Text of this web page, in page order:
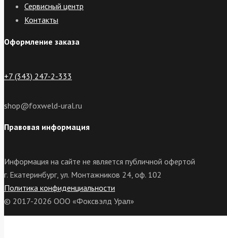
Сервисный центр
Контакты
Оформление заказа
+7 (343) 247-2-333
shop@foxweld-ural.ru
Правовая информация
Информация на сайте не является публичной офертой
г. Екатеринбург, ул. Монтажников 24, оф. 102
Политика конфиденциальности
© 2017-2026 ООО «Фоксвэлд Урал»